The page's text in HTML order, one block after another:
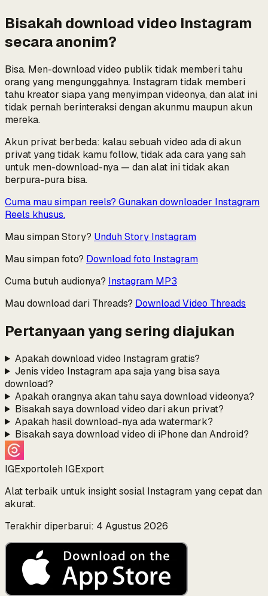
Bisakah download video Instagram
secara anonim?
Bisa. Men-download video publik tidak memberi tahu
orang yang mengunggahnya. Instagram tidak memberi
tahu kreator siapa yang menyimpan videonya, dan alat ini
tidak pernah berinteraksi dengan akunmu maupun akun
mereka.
Akun privat berbeda: kalau sebuah video ada di akun
privat yang tidak kamu follow, tidak ada cara yang sah
untuk men-download-nya — dan alat ini tidak akan
berpura-pura bisa.
Cuma mau simpan reels? Gunakan downloader Instagram
Reels khusus.
Mau simpan Story? Unduh Story Instagram
Mau simpan foto? Download foto Instagram
Cuma butuh audionya? Instagram MP3
Mau download dari Threads? Download Video Threads
Pertanyaan yang sering diajukan
Apakah download video Instagram gratis?
Jenis video Instagram apa saja yang bisa saya
download?
Apakah orangnya akan tahu saya download videonya?
Bisakah saya download video dari akun privat?
Apakah hasil download-nya ada watermark?
Bisakah saya download video di iPhone dan Android?
IGExportoleh IGExport
Alat terbaik untuk insight sosial Instagram yang cepat dan
akurat.
Terakhir diperbarui: 4 Agustus 2026